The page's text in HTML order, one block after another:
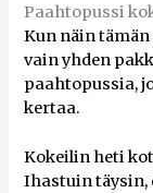
Paahtopussi
Kun näin
vain yhden
paahtopussia,
kertaa.
Kokeilin heti
Ihastuin täysin,